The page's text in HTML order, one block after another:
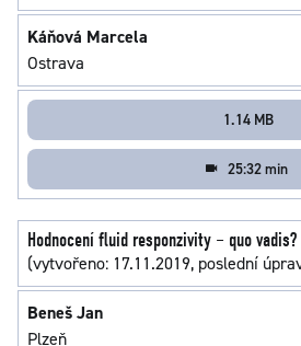
Káňová Marcela
Ostrava
1.14 MB
25:32 min
Hodnocení fluid responzivity – quo vadis?
(vytvořeno: 17.11.2019, poslední
Beneš Jan
Plzeň